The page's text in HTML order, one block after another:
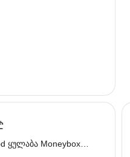
ყულაბა Moneybox